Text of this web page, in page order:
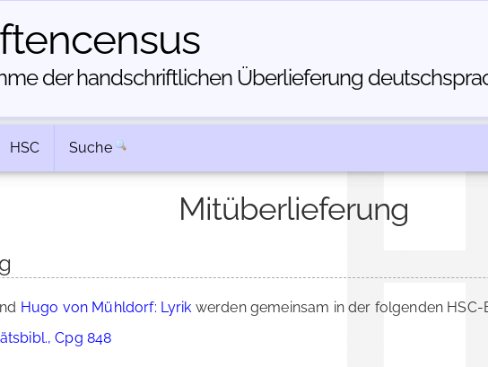
der handschriftlichen Über­lieferung
HSC Suche
Mitüberlieferung
Hugo von Mühldorf: Lyrik werden gemeinsam in der folgenden
Cpg 848